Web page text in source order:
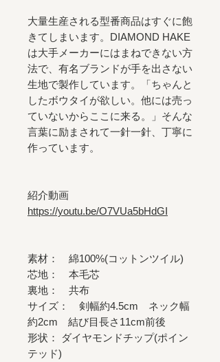
大量生産される型番商品はすぐに飽
きてしまいます。DIAMOND HAKE
は大手メーカーにはまねできない方
法で、有名ブランドが手を出さない
生地で製作しています。「ちゃんと
したボウタイが欲しい。他には売っ
ていないからここに来る。」そんな
言葉に励まされて一針一針、丁寧に
作っています。
紹介動画
https://youtu.be/O7VUa5bHdGI
素材： 綿100%(コットンツイル)
芯地： 本毛芯
裏地： 共布
サイズ： 剣幅約4.5cm ネック幅
約2cm 結び目長さ11cm前後
形状： ダイヤモンドチップ(ポイン
テッド)